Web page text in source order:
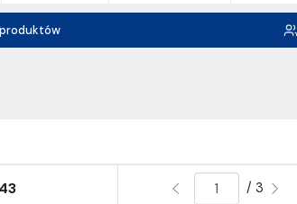
43 / 3